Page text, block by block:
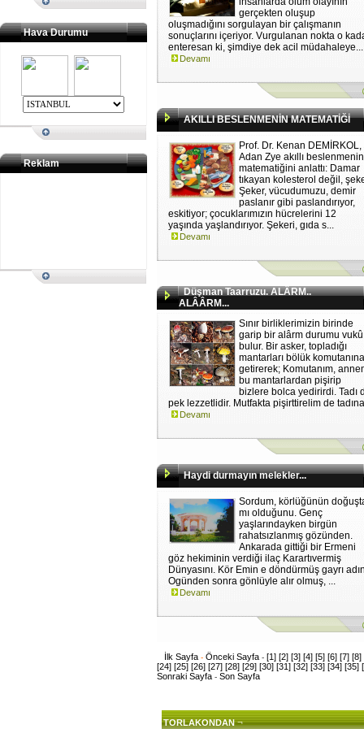
Hava Durumu
Reklam
gerçekten oluşup
oluşmadığını sorgulayan bir çalışmanın
sonuçlarını içeriyor. Vurgulanan nokta o
enteresan ki, şimdiye dek acil müdahaleye...
Devamı
AKILLI BESLENMENİN MATEMATİĞİ
Prof. Dr. Kenan DEMİRKOL,
Adan Zye akıllı beslenmenin
matematiğini anlattı: Damar
tıkayan kolesterol değil,
Şeker, vücudumuzu, demir
paslanır gibi paslandırıyor,
eskitiyor; çocuklarımızın hücrelerini 12
yaşında yaşlandırıyor. Şekeri, gıda s...
Devamı
Düşman Taarruzu. ALÂRM..
ALÂÂRM...
Sınır birliklerimizin birinde
garip bir alârm durumu vukû
bulur. Bir asker, topladığı
mantarları bölük
getirerek; Komutanım,
bu mantarlardan pişirip
bizlere bolca yedirirdi. Tadı
pek lezzetlidir. Mutfakta pişirttirelim de
Devamı
Haydi durmayın melekler...
Sordum, körlüğünün
mı olduğunu. Genç
yaşlarındayken birgün
rahatsızlanmış gözünden.
Ankarada gittiği bir Ermeni
göz hekiminin verdiği ilaç Karartıvermiş
Dünyasını. Kör Emin e döndürmüş gayrı
Ogünden sonra gönlüyle alır olmuş, ...
Devamı
İlk Sayfa - Önceki Sayfa - [1] [2] [3] [4] [5] [6] [7] [8]
[24] [25] [26] [27] [28] [29] [30] [31] [32] [33] [34] [35]
Sonraki Sayfa - Son Sayfa
TORLAKONDAN ¬